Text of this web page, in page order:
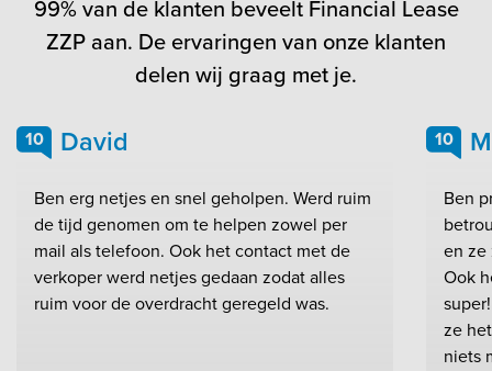
99% van de klanten beveelt Financial Lease
ZZP aan. De ervaringen van onze klanten
delen wij graag met je.
10 David
Ben erg netjes en snel geholpen. Werd ruim
de tijd genomen om te helpen zowel per
mail als telefoon. Ook het contact met de
verkoper werd netjes gedaan zodat alles
ruim voor de overdracht geregeld was.
10
Ben
en ze
Ook
ze
niets